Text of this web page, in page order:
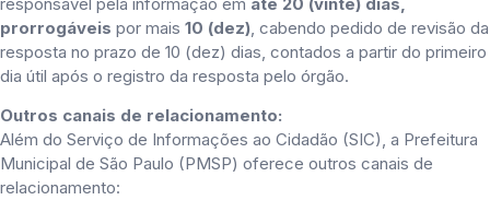
prorrogáveis por mais 10 (dez) , cabendo pedido de revisão da
resposta no prazo de 10 (dez) dias, contados a partir do primeiro
dia útil após o registro da resposta pelo órgão.
Outros canais de relacionamento:
Além do Serviço de Informações ao Cidadão (SIC), a Prefeitura
Municipal de São Paulo (PMSP) oferece outros canais de
relacionamento: